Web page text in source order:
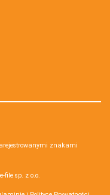
znakami
e-file sp. z o.o.